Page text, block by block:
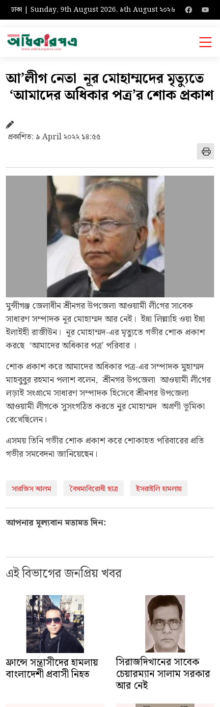
ঢাকা | Sunday, 9th August 2026, ৯th August ২০২৬
আ’লীগ নেতা নূর মোহাম্মদের মৃত্যুতে
‘আমাদের অধিকার পত্র’র শোক প্রকাশ
প্রকাশিত: ৯ April ২০২২ ১৪:৫৫
মুন্সীগঞ্জ জেলাধীন শ্রীনগর উপ‌জেলা আওয়ামী লী‌গের সা‌বেক
সাধারণ সম্পাদক নূর মোহাম্মদ আর নেই। ইন্না লিল্লা‌হি ওয়া ইন্না
ইলাইহী রাজীউন। নূর মোহাম্মদ-এর মৃত্যুতে গভীর শোক প্রকাশ
কর‌ছে ‘আমাদের অধিকার পত্র’ প‌রিবার ।
শোক প্রকাশ করে আমাদের অধিকার পত্র-এর সম্পাদক মুহাম্মদ
মাহবুবুর রহমান পলাশ বলেন, শ্রীনগর উপ‌জেলা আওয়ামী লী‌গের
লড়াই সংগ্রা‌মে সাধারণ সম্পাদক হি‌সে‌বে শ্রীনগর উপ‌জেলা
আওয়ামী লীগ‌কে সুসংগ‌ঠিত কর‌তে নুর মোহাম্মদ অগ্রণী ভূ‌মিকা
রে‌খে‌ছি‌লেন।
এসময় তিনি গভীর শোক প্রকাশ করে শোকাহত পরিবারের প্রতি
গভীর সমবেদনা জানিয়েছেন।
সারজিস আলম বৈষম্যবিরোধী ছাত্র ইসরাইলি হামলায়
আপনার মূল্যবান মতামত দিন:
এই বিভাগের জনপ্রিয় খবর
ফ্রান্সে সন্ত্রাসীদের হামলায়
বাংলাদেশী প্রবাসী নিহত
সিরাজদিখানের সাবেক
চেয়ারম্যান সালাম সরকার
আর নেই